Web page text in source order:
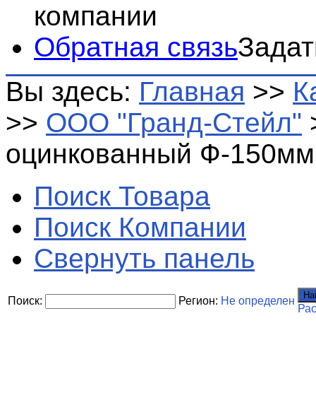
компании
Обратная связь
Вы здесь: Главная >>
>> ООО "Гранд-Стейл"
оцинкованный Ф-150мм
Поиск Товара
Поиск Компании
Свернуть панель
Поиск: Регион: Не определен